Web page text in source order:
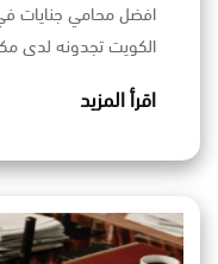
افضل محامي جنايات
الكويت تجدونه لدى
اقرأ المزيد